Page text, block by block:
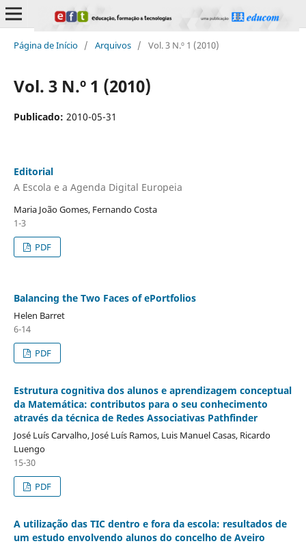
Página de Início / Arquivos / Vol. 3 N.º 1 (2010)
Vol. 3 N.º 1 (2010)
Publicado: 2010-05-31
Editorial
A Escola e a Agenda Digital Europeia
Maria João Gomes, Fernando Costa
1-3
PDF
Balancing the Two Faces of ePortfolios
Helen Barret
6-14
PDF
Estrutura cognitiva dos alunos e aprendizagem conceptual
da Matemática: contributos para o seu conhecimento
através da técnica de Redes Associativas Pathfinder
José Luís Carvalho, José Luís Ramos, Luis Manuel Casas, Ricardo
Luengo
15-30
PDF
A utilização das TIC dentro e fora da escola: resultados de
um estudo envolvendo alunos do concelho de Aveiro